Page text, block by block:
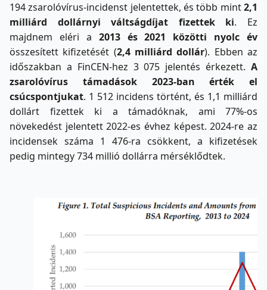
194 zsarolóvírus-incidenst jelentettek, és több mint2,1
milliárd dollárnyi váltságdíjat fizettek ki. Ez
majdnem eléri a 2013 és 2021 közötti nyolc év
összesített kifizetését (2,4 milliárd dollár). Ebben az
időszakban a FinCEN-hez 3 075 jelentés érkezett. A
zsarolóvírus támadások 2023-ban érték el
csúcspontjukat. 1 512 incidens történt, és 1,1 milliárd
dollárt fizettek ki a támadóknak, ami 77%-os
növekedést jelentett 2022-es évhez képest. 2024-re az
incidensek száma 1 476-ra csökkent, a kifizetések
pedig mintegy 734 millió dollárra mérséklődtek.